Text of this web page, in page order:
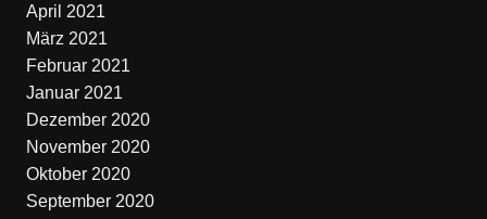
April 2021
März 2021
Februar 2021
Januar 2021
Dezember 2020
November 2020
Oktober 2020
September 2020